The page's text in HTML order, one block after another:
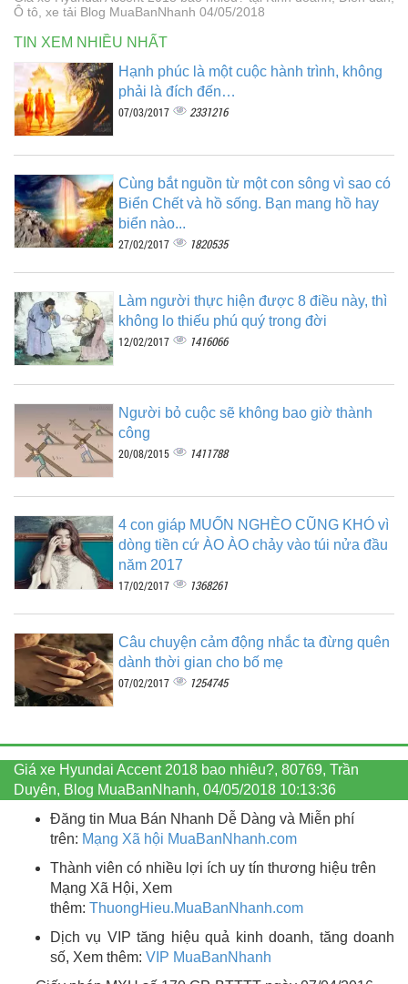
Ô tô, xe tải Blog MuaBanNhanh 04/05/2018
TIN XEM NHIỀU NHẤT
Hạnh phúc là một cuộc hành trình, không
phải là đích đến…
07/03/2017 2331216
Cùng bắt nguồn từ một con sông vì sao có
Biển Chết và hồ sống. Bạn mang hồ hay
biển nào...
27/02/2017 1820535
Làm người thực hiện được 8 điều này, thì
không lo thiếu phú quý trong đời
12/02/2017 1416066
Người bỏ cuộc sẽ không bao giờ thành
công
20/08/2015 1411788
4 con giáp MUỐN NGHÈO CŨNG KHÓ vì
dòng tiền cứ ÀO ÀO chảy vào túi nửa đầu
năm 2017
17/02/2017 1368261
Câu chuyện cảm động nhắc ta đừng quên
dành thời gian cho bố mẹ
07/02/2017 1254745
Giá xe Hyundai Accent 2018 bao nhiêu?, 80769, Trần
Duyên, Blog MuaBanNhanh, 04/05/2018 10:13:36
Đăng tin Mua Bán Nhanh Dễ Dàng và Miễn phí
trên: Mạng Xã hội MuaBanNhanh.com
Thành viên có nhiều lợi ích uy tín thương hiệu trên
Mạng Xã Hội, Xem
thêm: ThuongHieu.MuaBanNhanh.com
Dịch vụ VIP tăng hiệu quả kinh doanh, tăng doanh
số, Xem thêm: VIP MuaBanNhanh